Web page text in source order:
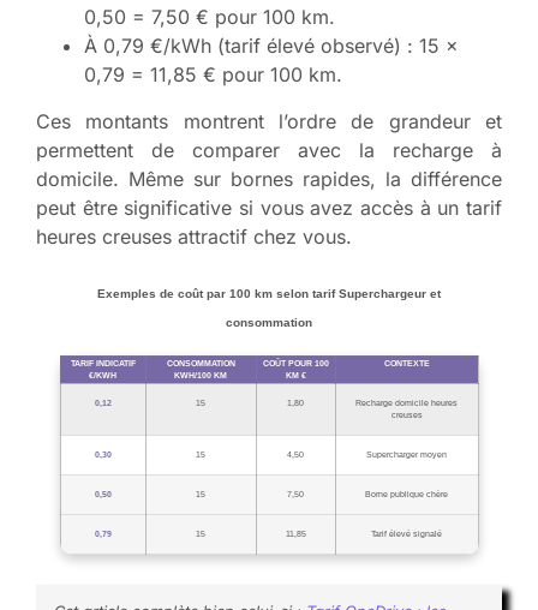
0,50 = 7,50 € pour 100 km.
À 0,79 €/kWh (tarif élevé observé) : 15 ×
0,79 = 11,85 € pour 100 km.
Ces montants montrent l’ordre de grandeur et
permettent de comparer avec la recharge à
domicile. Même sur bornes rapides, la différence
peut être significative si vous avez accès à un tarif
heures creuses attractif chez vous.
Exemples de coût par 100 km selon tarif Superchargeur et
consommation
TARIF INDICATIF
€/KWH
CONSOMMATION
KWH/100 KM
COÛT POUR 100
KM €
CONTEXTE
0,12 15 1,80
Recharge domicile heures
creuses
0,30 15 4,50 Supercharger moyen
0,50 15 7,50 Borne publique chère
0,79 15 11,85 Tarif élevé signalé